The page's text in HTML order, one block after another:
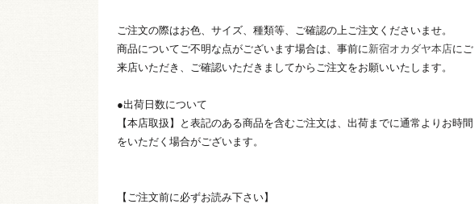
ご注文の際はお色、サイズ、種類等、ご確認の上ご注文くださいませ。
商品についてご不明な点がございます場合は、事前に 新宿オカダヤ本店にご
来店いただき、ご確認いただきましてからご注文をお願いいたします。
●出荷日数について
【本店取扱】と表記のある商品を含むご注文は、出荷までに通常よりお時間
をいただく場合がございます。
【ご注文前に必ずお読み下さい】